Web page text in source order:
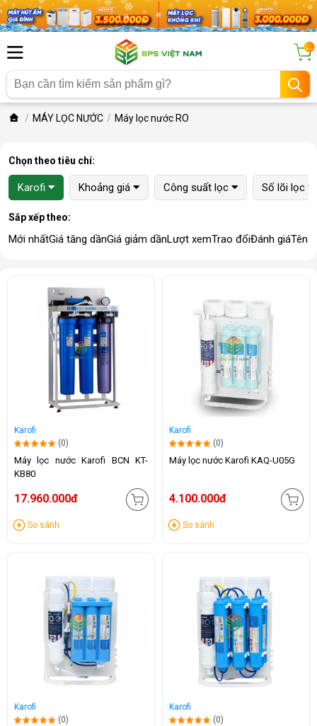
...
MÁY LỌC NƯỚC Máy lọc nước RO
Chọn theo tiêu chí:
Karofi Khoảng giá Công suất lọc Số lõi lọc
Sắp xếp theo:
Mới nhấtGiá tăng dầnGiá giảm dầnLượt xemTrao đổiĐánh giáTên
Karofi
(0)
Máy lọc nước Karofi BCN KT-
KB80
17.960.000đ
So sánh
Karofi
(0)
Máy lọc nước Karofi KAQ-U05G
4.100.000đ
So sánh
Karofi
(0)
Karofi
(0)